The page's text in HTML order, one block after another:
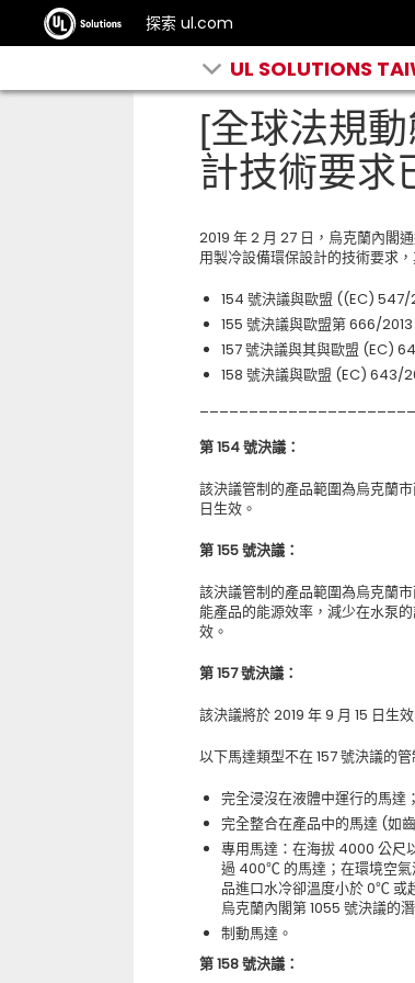
探索 ul.com
UL SOLUTIONS
[全球法規
計技術要求
2019 年 2 月 27 日，烏克蘭內閣
用製冷設備環保設計的技術要求，
154 號決議與歐盟 ((EC) 547/
155 號決議與歐盟第 666/2013
157 號決議與其與歐盟 (EC)
158 號決議與歐盟 (EC) 643/
第154號決議：
該決議管制的產品範圍為烏克蘭
日生效。
第155號決議：
該決議管制的產品範圍為烏克蘭
能產品的能源效率，減少在水泵
效。
第157號決議：
該決議將於 2019 年 9 月 15 日生效
以下馬達類型不在 157 號決議的管
完全浸沒在液體中運行的馬達；
完全整合在產品中的馬達 (如
專用馬達：在海拔 4000 公尺
過 400℃ 的馬達；在環境空
品進口水冷卻溫度小於 0℃ 或
烏克蘭內閣第 1055 號決議的
制動馬達。
第158號決議：